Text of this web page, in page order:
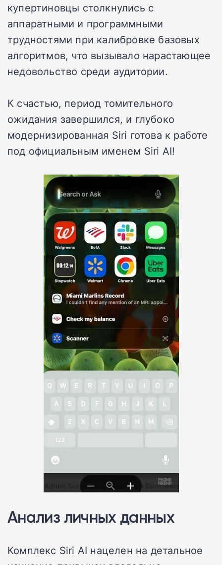
купертиновцы столкнулись с
аппаратными и программными
трудностями при калибровке базовых
алгоритмов, что вызывало нарастающее
недовольство среди аудитории.
К счастью, период томительного
ожидания завершился, и глубоко
модернизированная Siri готова к работе
под официальным именем Siri AI!
Анализ личных данных
Комплекс Siri AI нацелен на детальное